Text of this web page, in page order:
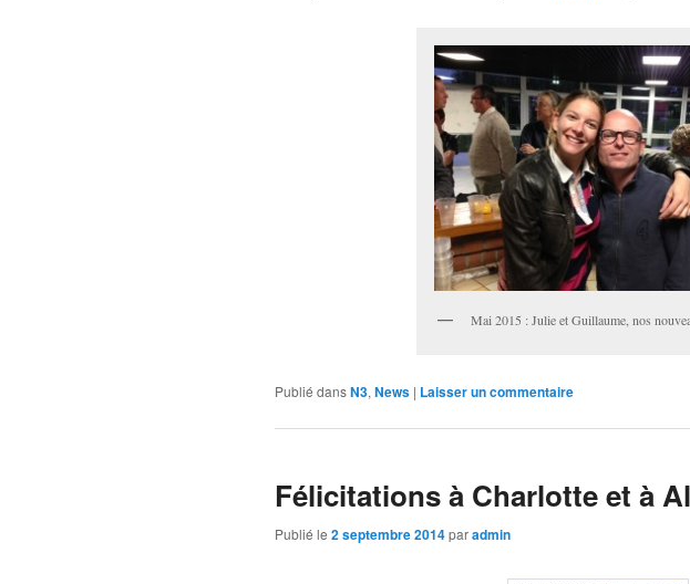
Mai 2015 : Julie et Guillaume, nos
Publié dansN3, News | Laisser un commentaire
Félicitations à Charlotte et à
Publié le 2 septembre 2014paradmin